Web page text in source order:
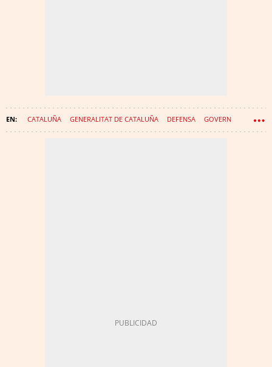
CATALUÑA GENERALITAT DE CATALUÑA DEFENSA GOVERN